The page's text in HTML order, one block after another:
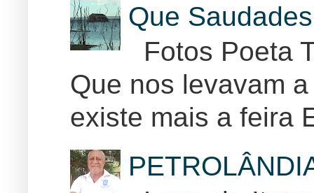
Que
Fotos Poeta
Que nos levavam
existe mais a feira